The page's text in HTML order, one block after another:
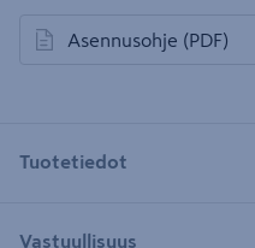
Asennusohje (PDF)
avautuu uuteen välilehteen
Tuotetiedot
Vastuullisuus